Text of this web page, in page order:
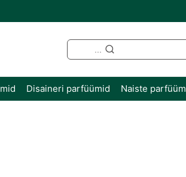
Disaineri parfüümid Naiste parfüüm